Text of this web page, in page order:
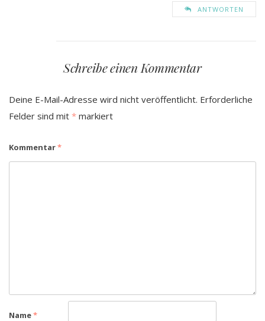
ANTWORTEN
Schreibe einen Kommentar
Deine E-Mail-Adresse wird nicht veröffentlicht. Erforderliche
Felder sind mit * markiert
Kommentar*
Name*